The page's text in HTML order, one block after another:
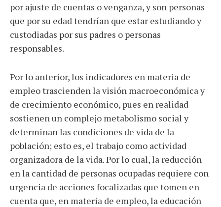
por ajuste de cuentas o venganza, y son personas
que por su edad tendrían que estar estudiando y
custodiadas por sus padres o personas
responsables.
Por lo anterior, los indicadores en materia de
empleo trascienden la visión macroeconómica y
de crecimiento económico, pues en realidad
sostienen un complejo metabolismo social y
determinan las condiciones de vida de la
población; esto es, el trabajo como actividad
organizadora de la vida. Por lo cual, la reducción
en la cantidad de personas ocupadas requiere con
urgencia de acciones focalizadas que tomen en
cuenta que, en materia de empleo, la educación